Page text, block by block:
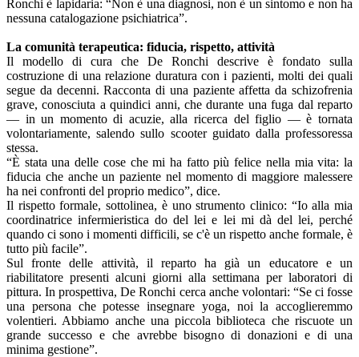
Ronchi è lapidaria: “Non è una diagnosi, non è un sintomo e non ha
nessuna catalogazione psichiatrica”.
La comunità terapeutica: fiducia, rispetto, attività
Il modello di cura che De Ronchi descrive è fondato sulla
costruzione di una relazione duratura con i pazienti, molti dei quali
segue da decenni. Racconta di una paziente affetta da schizofrenia
grave, conosciuta a quindici anni, che durante una fuga dal reparto
— in un momento di acuzie, alla ricerca del figlio — è tornata
volontariamente, salendo sullo scooter guidato dalla professoressa
stessa.
“È stata una delle cose che mi ha fatto più felice nella mia vita: la
fiducia che anche un paziente nel momento di maggiore malessere
ha nei confronti del proprio medico”, dice.
Il rispetto formale, sottolinea, è uno strumento clinico: “Io alla mia
coordinatrice infermieristica do del lei e lei mi dà del lei, perché
quando ci sono i momenti difficili, se c'è un rispetto anche formale, è
tutto più facile”.
Sul fronte delle attività, il reparto ha già un educatore e un
riabilitatore presenti alcuni giorni alla settimana per laboratori di
pittura. In prospettiva, De Ronchi cerca anche volontari: “Se ci fosse
una persona che potesse insegnare yoga, noi la accoglieremmo
volentieri. Abbiamo anche una piccola biblioteca che riscuote un
grande successo e che avrebbe bisogno di donazioni e di una
minima gestione”.